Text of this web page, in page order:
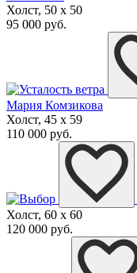
Холст, 50 x 50
95 000 руб.
Мария Комзикова
Холст, 45 x 59
110 000 руб.
Холст, 60 x 60
120 000 руб.